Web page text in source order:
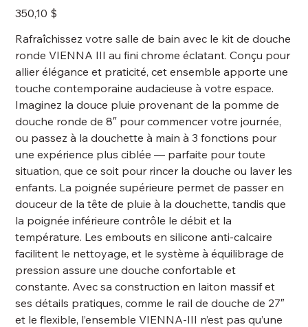
Prix
350,10 $
Rafraîchissez votre salle de bain avec le kit de douche
ronde VIENNA III au fini chrome éclatant. Conçu pour
allier élégance et praticité, cet ensemble apporte une
touche contemporaine audacieuse à votre espace.
Imaginez la douce pluie provenant de la pomme de
douche ronde de 8″ pour commencer votre journée,
ou passez à la douchette à main à 3 fonctions pour
une expérience plus ciblée — parfaite pour toute
situation, que ce soit pour rincer la douche ou laver les
enfants. La poignée supérieure permet de passer en
douceur de la tête de pluie à la douchette, tandis que
la poignée inférieure contrôle le débit et la
température. Les embouts en silicone anti-calcaire
facilitent le nettoyage, et le système à équilibrage de
pression assure une douche confortable et
constante. Avec sa construction en laiton massif et
ses détails pratiques, comme le rail de douche de 27″
et le flexible, l’ensemble VIENNA-III n’est pas qu’une